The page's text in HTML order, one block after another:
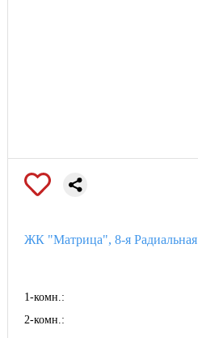
ЖК "Матрица", 8-я Радиальная
1-комн.:
2-комн.: